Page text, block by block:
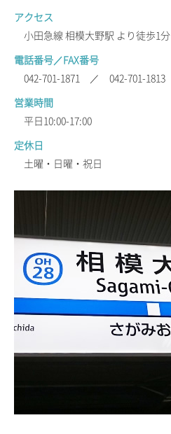
アクセス
小田急線 相模大野駅 より徒歩1分
電話番号／FAX番号
042-701-1871 ／ 042-701-1813
営業時間
平日10:00-17:00
定休日
土曜・日曜・祝日